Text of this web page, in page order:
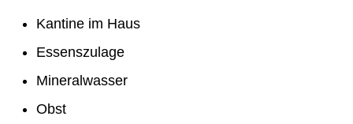
Kantine im Haus
Essenszulage
Mineralwasser
Obst